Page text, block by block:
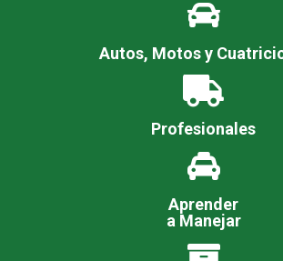
Autos, Motos y
Profesionales
Aprender
a Manejar